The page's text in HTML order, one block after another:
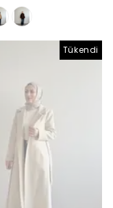
Tükendi